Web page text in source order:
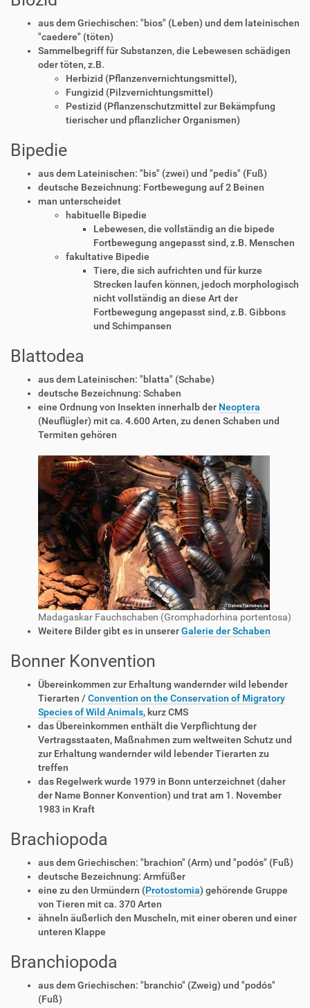
aus dem Griechischen: "bios" (Leben) und dem lateinischen
"caedere" (töten)
Sammelbegriff für Substanzen, die Lebewesen schädigen
oder töten, z.B.
Herbizid (Pflanzenvernichtungsmittel),
Fungizid (Pilzvernichtungsmittel)
Pestizid (Pflanzenschutzmittel zur Bekämpfung
tierischer und pflanzlicher Organismen)
Bipedie
aus dem Lateinischen: "bis" (zwei) und "pedis" (Fuß)
deutsche Bezeichnung: Fortbewegung auf 2 Beinen
man unterscheidet
habituelle Bipedie
Lebewesen, die vollständig an die bipede
Fortbewegung angepasst sind, z.B. Menschen
fakultative Bipedie
Tiere, die sich aufrichten und für kurze
Strecken laufen können, jedoch morphologisch
nicht vollständig an diese Art der
Fortbewegung angepasst sind, z.B. Gibbons
und Schimpansen
Blattodea
aus dem Lateinischen: "blatta" (Schabe)
deutsche Bezeichnung: Schaben
eine Ordnung von Insekten innerhalb der Neoptera
(Neuflügler) mit ca. 4.600 Arten, zu denen Schaben und
Termiten gehören
Madagaskar Fauchschaben (Gromphadorhina portentosa)
Weitere Bilder gibt es in unsererGalerie der Schaben
Bonner Konvention
Übereinkommen zur Erhaltung wandernder wild lebender
Tierarten / Convention on the Conservation of Migratory
Species of Wild Animals, kurz CMS
das Übereinkommen enthält die Verpflichtung der
Vertragsstaaten, Maßnahmen zum weltweiten Schutz und
zur Erhaltung wandernder wild lebender Tierarten zu
treffen
das Regelwerk wurde 1979 in Bonn unterzeichnet (daher
der Name Bonner Konvention) und trat am 1. November
1983 in Kraft
Brachiopoda
aus dem Griechischen: "brachion" (Arm) und "podós" (Fuß)
deutsche Bezeichnung: Armfüßer
eine zu den Urmündern (Protostomia) gehörende Gruppe
von Tieren mit ca. 370 Arten
ähneln äußerlich den Muscheln, mit einer oberen und einer
unteren Klappe
Branchiopoda
aus dem Griechischen: "branchio" (Zweig) und "podós"
(Fuß)